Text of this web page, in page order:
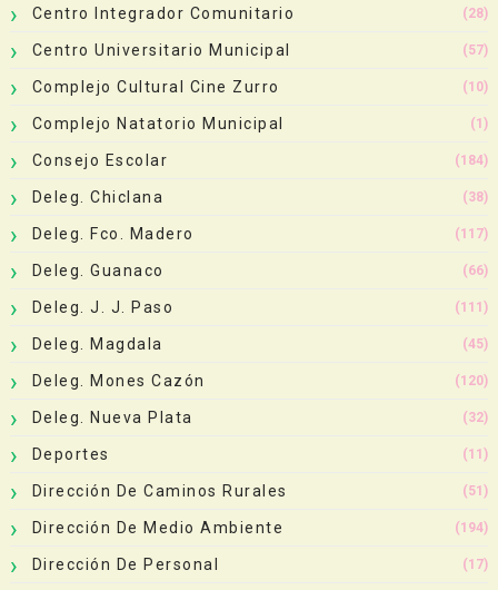
Centro Integrador Comunitario (28)
Centro Universitario Municipal (57)
Complejo Cultural Cine Zurro (10)
Complejo Natatorio Municipal (1)
Consejo Escolar (184)
Deleg. Chiclana (38)
Deleg. Fco. Madero (117)
Deleg. Guanaco (66)
Deleg. J. J. Paso (111)
Deleg. Magdala (45)
Deleg. Mones Cazón (120)
Deleg. Nueva Plata (32)
Deportes (11)
Dirección De Caminos Rurales (51)
Dirección De Medio Ambiente (194)
Dirección De Personal (17)